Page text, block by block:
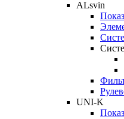
ALsvin
UNI-K